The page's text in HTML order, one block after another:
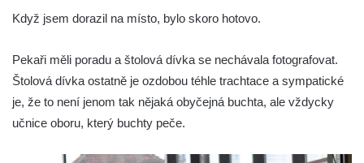
Když jsem dorazil na místo, bylo skoro hotovo.
Pekaři měli poradu a štolová dívka se nechávala fotografovat.
Štolová dívka ostatně je ozdobou téhle trachtace a sympatické
je, že to není jenom tak nějaká obyčejná buchta, ale vždycky
učnice oboru, který buchty peče.